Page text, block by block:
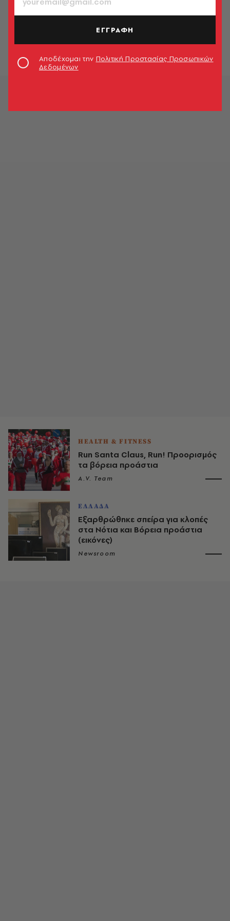
ΕΛΛΑΔΑ
Αττική: Μπαράζ εμπρηστικών
επιθέσεων στα βόρεια προάστια
Newsroom
HEALTH & FITNESS
Run Santa Claus, Run! Προορισμός
τα βόρεια προάστια
A.V. Team
ΕΛΛΑΔΑ
Εξαρθρώθηκε σπείρα για κλοπές
στα Νότια και Βόρεια προάστια
(εικόνες)
Newsroom
ΕΓΓΡΑΦΗ
Αποδέχομαι την Πολιτική Προστασίας Προσωπικών
Δεδομένων